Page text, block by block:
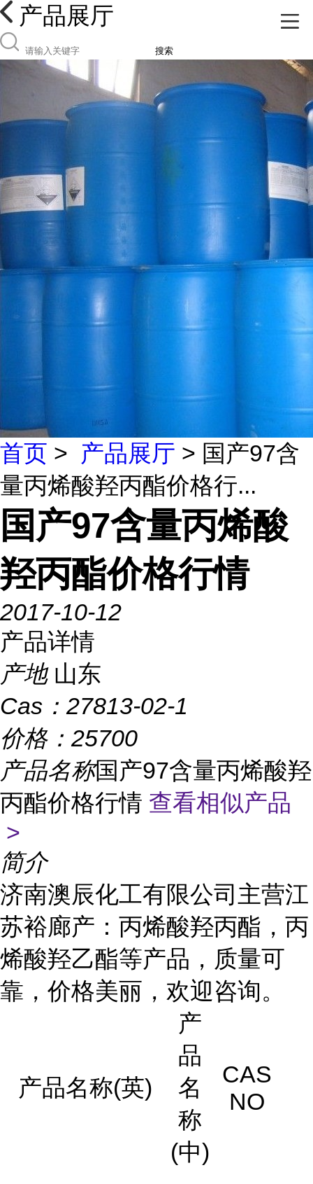
产品展厅
搜索
首页 > 产品展厅 > 国产97含
量丙烯酸羟丙酯价格行...
国产97含量丙烯酸
羟丙酯价格行情
2017-10-12
产品详情
产地 山东
Cas： 27813-02-1
价格： 25700
产品名称国产97含量丙烯酸羟
丙酯价格行情 查看相似产品
>
简介
济南澳辰化工有限公司主营江
苏裕廊产：丙烯酸羟丙酯，丙
烯酸羟乙酯等产品，质量可
靠，价格美丽，欢迎咨询。
产品名称(英)
产
品
名
称
(中)
CAS
NO